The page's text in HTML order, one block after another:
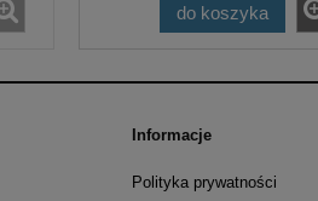
do koszyka
Informacje
Polityka prywatności